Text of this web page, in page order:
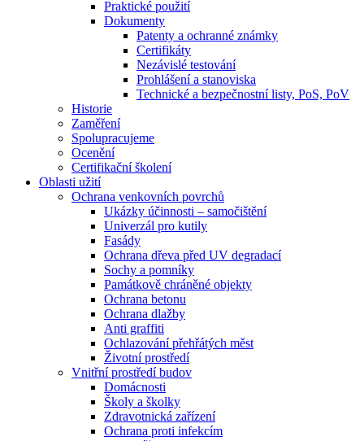
Praktické použití
Dokumenty
Patenty a ochranné známky
Certifikáty
Nezávislé testování
Prohlášení a stanoviska
Technické a bezpečnostní listy, PoS, PoV
Historie
Zaměření
Spolupracujeme
Ocenění
Certifikační školení
Oblasti užití
Ochrana venkovních povrchů
Ukázky účinnosti – samočištění
Univerzál pro kutily
Fasády
Ochrana dřeva před UV degradací
Sochy a pomníky
Památkově chráněné objekty
Ochrana betonu
Ochrana dlažby
Anti graffiti
Ochlazování přehřátých měst
Životní prostředí
Vnitřní prostředí budov
Domácnosti
Školy a školky
Zdravotnická zařízení
Ochrana proti infekcím